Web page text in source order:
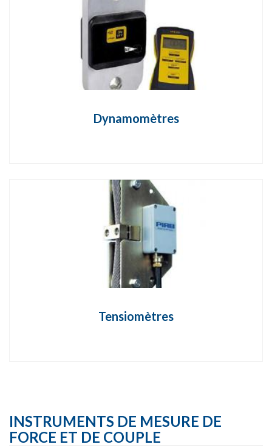
Dynamomètres
Tensiomètres
INSTRUMENTS DE MESURE DE
FORCE ET DE COUPLE